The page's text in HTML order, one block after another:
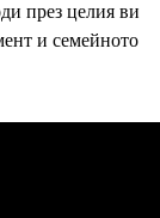
през целия ви
и семейното